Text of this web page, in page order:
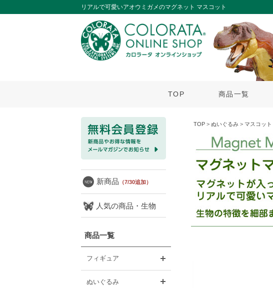
リアルで可愛いアオウミガメのマグネット マスコット
TOP 商品一覧
新商品 （7/30追加）
人気の商品・生物
商品一覧
フィギュア
ぬいぐるみ
TOP > ぬいぐるみ > マスコット